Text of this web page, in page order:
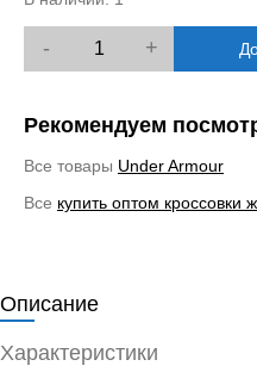
- +
Рекомендуем
Все товары Under Armour
Все купить оптом кроссовки
Описание
Характеристики